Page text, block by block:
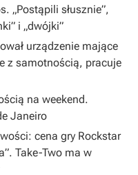
„Postąpili słusznie”,
i „dwójki”
urządzenie mające
z samotnością, pracuje
na weekend.
Janeiro
cena gry Rockstar
Take-Two ma w